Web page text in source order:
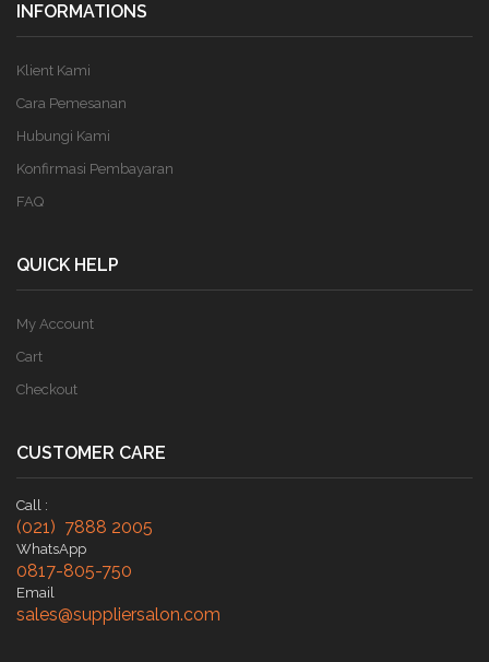
INFORMATIONS
Klient Kami
Cara Pemesanan
Hubungi Kami
Konfirmasi Pembayaran
FAQ
QUICK HELP
My Account
Cart
Checkout
CUSTOMER CARE
Call :
(021) 7888 2005
WhatsApp
0817-805-750
Email
sales@suppliersalon.com